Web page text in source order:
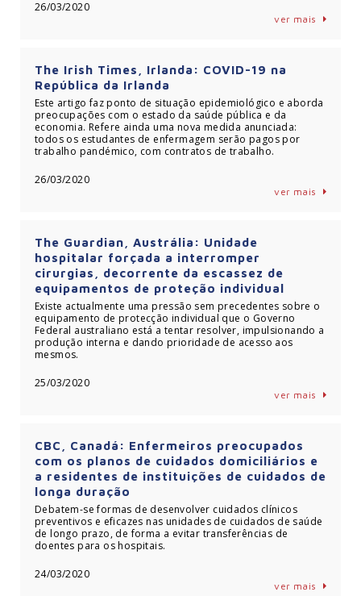
26/03/2020
ver mais
The Irish Times, Irlanda: COVID-19 na
República da Irlanda
Este artigo faz ponto de situação epidemiológico e aborda
preocupações com o estado da saúde pública e da
economia. Refere ainda uma nova medida anunciada:
todos os estudantes de enfermagem serão pagos por
trabalho pandémico, com contratos de trabalho.
26/03/2020
ver mais
The Guardian, Austrália: Unidade
hospitalar forçada a interromper
cirurgias, decorrente da escassez de
equipamentos de proteção individual
Existe actualmente uma pressão sem precedentes sobre o
equipamento de protecção individual que o Governo
Federal australiano está a tentar resolver, impulsionando a
produção interna e dando prioridade de acesso aos
mesmos.
25/03/2020
ver mais
CBC, Canadá: Enfermeiros preocupados
com os planos de cuidados domiciliários e
a residentes de instituições de cuidados de
longa duração
Debatem-se formas de desenvolver cuidados clínicos
preventivos e eficazes nas unidades de cuidados de saúde
de longo prazo, de forma a evitar transferências de
doentes para os hospitais.
24/03/2020
ver mais